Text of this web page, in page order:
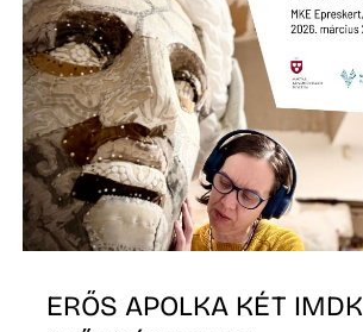
ERŐS APOLKA KÉT IMDK